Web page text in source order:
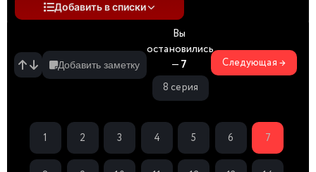
Добавить в списки
Добавить заметку
Вы
остановились
—7
8 серия
Следующая →
1 2 3 4 5 6 7